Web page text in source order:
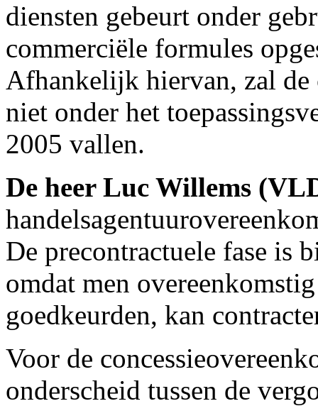
diensten gebeurt onder
commerciële formules
Afhankelijk hiervan, zal de
niet onder het
2005 vallen.
De heer Luc Willems
De precontractuele fase is
omdat men
goedkeurden, kan
Voor de
onderscheid tussen de